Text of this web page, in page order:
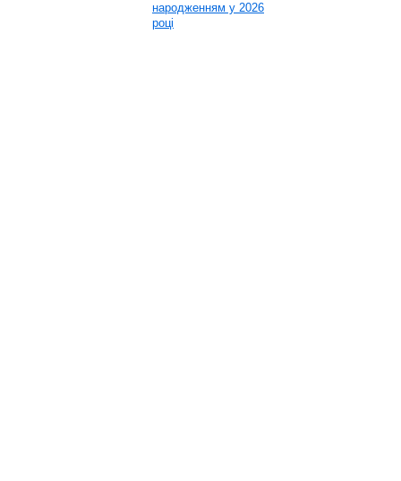
народженням у 2026
році